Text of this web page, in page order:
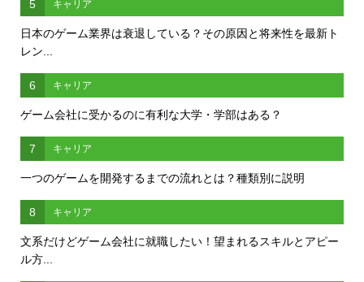
5 キャリア
日本のゲーム業界は衰退している？その原因と将来性を最新ト
レン...
6 キャリア
ゲーム会社に受かるのに有利な大学・学部はある？
7 キャリア
一つのゲームを開発するまでの流れとは？種類別に説明
8 キャリア
文系だけどゲーム会社に就職したい！望まれるスキルとアピー
ル方...